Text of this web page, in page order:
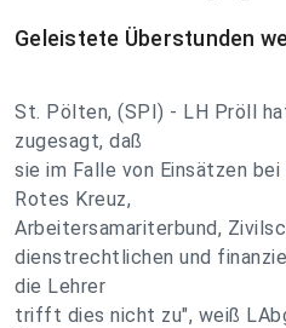
Geleistete Überstunden
St. Pölten, (SPI) - LH Pröll
zugesagt, daß
sie im Falle von Einsätzen
Rotes Kreuz,
Arbeitersamariterbund,
dienstrechtlichen und
die Lehrer
trifft dies nicht zu", weiß